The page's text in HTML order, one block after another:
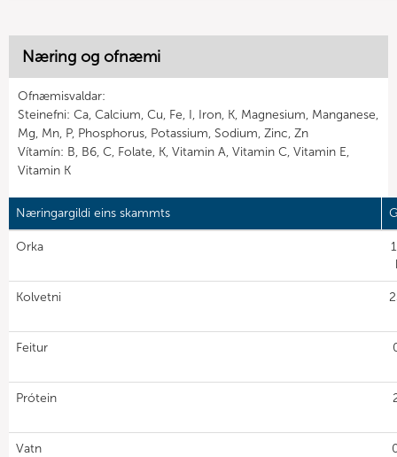
Næring og ofnæmi
Ofnæmisvaldar:
Steinefni: Ca, Calcium, Cu, Fe, I, Iron, K, Magnesium, Manganese,
Mg, Mn, P, Phosphorus, Potassium, Sodium, Zinc, Zn
Vítamín: B, B6, C, Folate, K, Vitamin A, Vitamin C, Vitamin E,
Vitamin K
Næringargildi eins skammts
Orka
Kolvetni
Feitur
Prótein
Vatn